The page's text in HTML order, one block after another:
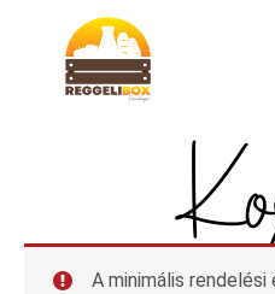
A minimális rendelési